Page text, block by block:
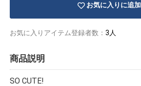
お気に入りに追加
お気に入りアイテム登録者数： 3人
商品説明
SO CUTE!